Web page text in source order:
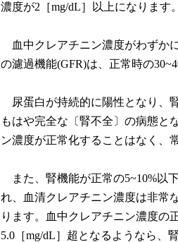
濃度が2［mg/dL］以上になります
血中クレアチニン濃度がわずか
の濾過機能(GFR)は、正常時の
尿蛋白が持続的に陽性となり、
もはや完全な〔腎不全〕の病態と
ン濃度が正常化することはなく、
また、腎機能が正常の5~10%以
れ、血清クレアチニン濃度は非常
ります。血中クレアチニン濃度の
5.0［mg/dL］超となるようなら、